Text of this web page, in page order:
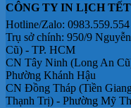
CÔNG TY IN LỊCH
Hotline/Zalo:
Trụ sở chính: 950/9
Cũ) - TP. HCM
CN Tây Ninh (Long An
Phường Khánh Hậu
CN Đồng Tháp (Tiền
Thạnh Trị) - Phường Mỹ